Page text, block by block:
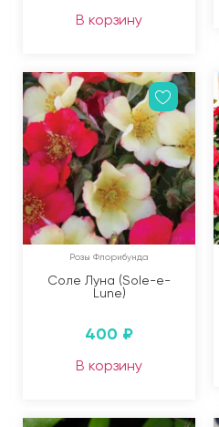
В корзину
Розы Флорибунда
Соле Луна (Sole-e-
Lune)
400 ₽
В корзину